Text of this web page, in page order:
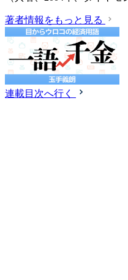
著者情報をもっと見る
連載目次へ行く